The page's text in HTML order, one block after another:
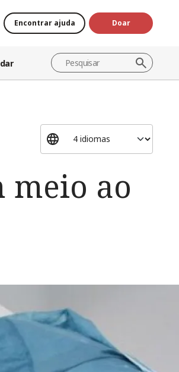
Encontrar ajuda Doar
meio ao